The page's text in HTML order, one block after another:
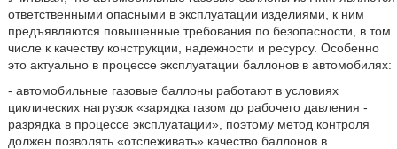
ответственными опасными в эксплуатации изделиями, к ним
предъявляются повышенные требования по безопасности, в том
числе к качеству конструкции, надежности и ресурсу. Особенно
это актуально в процессе эксплуатации баллонов в автомобилях:
- автомобильные газовые баллоны работают в условиях
циклических нагрузок «зарядка газом до рабочего давления -
разрядка в процессе эксплуатации», поэтому метод контроля
должен позволять «отслеживать» качество баллонов в